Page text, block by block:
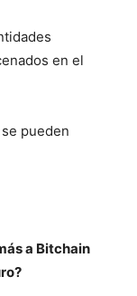
en el
pueden
a Bitchain